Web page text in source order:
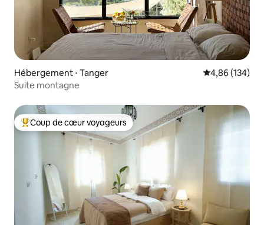
Hébergement ⋅ Tanger Évaluation
4,86 (134)
Suite montagne
Coups de cœur voyageurs les plus appréciés
Coup de cœur voyageurs